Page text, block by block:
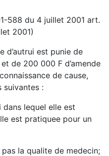
588 du 4 juillet 2001 art.
2001)
d’autrui est punie de
de 200 000 F d’amende
de cause,
suivantes :
dans lequel elle est
est pratiquee pour un
pas la qualite de medecin;